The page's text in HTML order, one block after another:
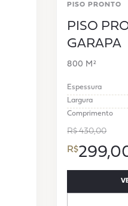
PISO PRONTO
PISO
GARAPA
800 M²
Espessura
Largura
Comprimento
R$ 430,00